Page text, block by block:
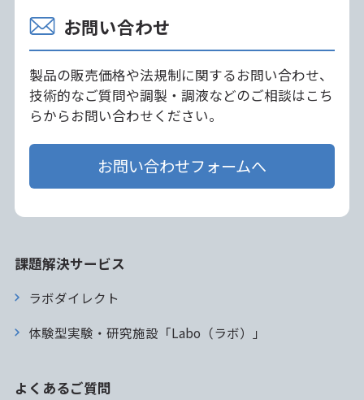
お問い合わせ
製品の販売価格や法規制に関するお問い合わせ、
技術的なご質問や調製・調液などのご相談はこち
らからお問い合わせください。
お問い合わせフォームへ
課題解決サービス
ラボダイレクト
体験型実験・研究施設「Labo（ラボ）」
よくあるご質問